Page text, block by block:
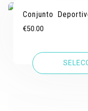
Conjunto
€50.00